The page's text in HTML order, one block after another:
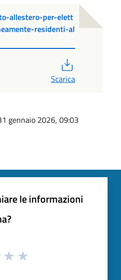
allestero-per-elett
residenti-al
Scarica
gennaio 2026, 09:03
le informazioni